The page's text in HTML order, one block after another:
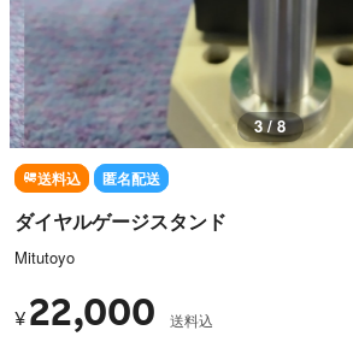
3 / 8
送料込 匿名配送
ダイヤルゲージスタンド
Mitutoyo
¥ 22,000 送料込